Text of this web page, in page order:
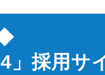
」採用サ